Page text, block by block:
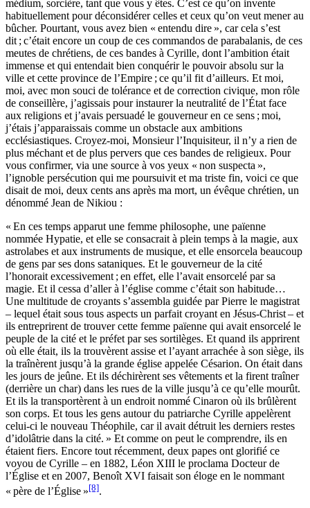
médium, sorcière, tant que vous y êtes. C’est ce qu’on invente
habituellement pour déconsidérer celles et ceux qu’on veut mener au
bûcher. Pourtant, vous avez bien « entendu dire », car cela s’est
dit ; c’était encore un coup de ces commandos de parabalanis, de ces
meutes de chrétiens, de ces bandes à Cyrille, dont l’ambition était
immense et qui entendait bien conquérir le pouvoir absolu sur la
ville et cette province de l’Empire ; ce qu’il fit d’ailleurs. Et moi,
moi, avec mon souci de tolérance et de correction civique, mon rôle
de conseillère, j’agissais pour instaurer la neutralité de l’État face
aux religions et j’avais persuadé le gouverneur en ce sens ; moi,
j’étais j’apparaissais comme un obstacle aux ambitions
ecclésiastiques. Croyez-moi, Monsieur l’Inquisiteur, il n’y a rien de
plus méchant et de plus pervers que ces bandes de religieux. Pour
vous confirmer, via une source à vos yeux « non suspecta »,
l’ignoble persécution qui me poursuivit et ma triste fin, voici ce que
disait de moi, deux cents ans après ma mort, un évêque chrétien, un
dénommé Jean de Nikiou :
« En ces temps apparut une femme philosophe, une païenne
nommée Hypatie, et elle se consacrait à plein temps à la magie, aux
astrolabes et aux instruments de musique, et elle ensorcela beaucoup
de gens par ses dons sataniques. Et le gouverneur de la cité
l’honorait excessivement ; en effet, elle l’avait ensorcelé par sa
magie. Et il cessa d’aller à l’église comme c’était son habitude…
Une multitude de croyants s’assembla guidée par Pierre le magistrat
– lequel était sous tous aspects un parfait croyant en Jésus-Christ – et
ils entreprirent de trouver cette femme païenne qui avait ensorcelé le
peuple de la cité et le préfet par ses sortilèges. Et quand ils apprirent
où elle était, ils la trouvèrent assise et l’ayant arrachée à son siège, ils
la traînèrent jusqu’à la grande église appelée Césarion. On était dans
les jours de jeûne. Et ils déchirèrent ses vêtements et la firent traîner
(derrière un char) dans les rues de la ville jusqu’à ce qu’elle mourût.
Et ils la transportèrent à un endroit nommé Cinaron où ils brûlèrent
son corps. Et tous les gens autour du patriarche Cyrille appelèrent
celui-ci le nouveau Théophile, car il avait détruit les derniers restes
d’idolâtrie dans la cité. » Et comme on peut le comprendre, ils en
étaient fiers. Encore tout récemment, deux papes ont glorifié ce
voyou de Cyrille – en 1882, Léon XIII le proclama Docteur de
l’Église et en 2007, Benoît XVI faisait son éloge en le nommant
« père de l’Église »[8].